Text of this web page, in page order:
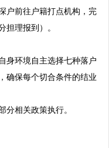
户前往户籍打点机构，完
担理报到）。
环境自主选择七种落户
确保每个切合条件的结业
相关政策执行。